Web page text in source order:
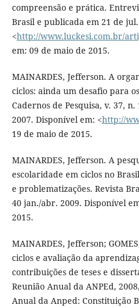
compreensão e prática.
Brasil e publicada em 21 de
<http://www.luckesi.com.br/
em: 09 de maio de 2015.
MAINARDES, Jefferson. A
ciclos: ainda um desafio para
Cadernos de Pesquisa, v. 37, n.
2007. Disponível em: <http://
19 de maio de 2015.
MAINARDES, Jefferson. A
escolaridade em ciclos no
e problematizações. Revista
40 jan./abr. 2009. Disponível
2015.
MAINARDES, Jefferson;
ciclos e avaliação da
contribuições de teses e
Reunião Anual da ANPEd,
Anual da Anped: Constituição